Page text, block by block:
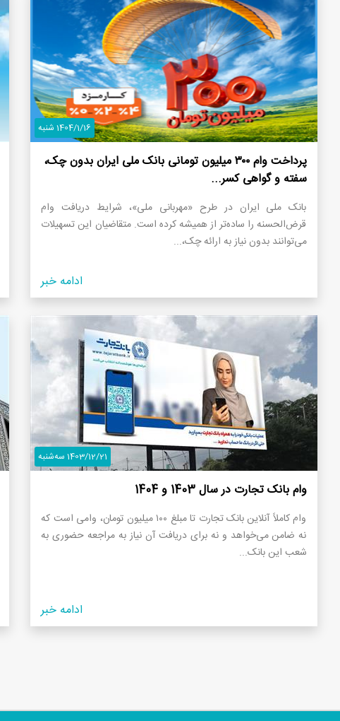
1404/1/16 شنبه
پرداخت وام ۳۰۰ میلیون تومانی بانک ملی ایران بدون چک،
سفته و گواهی کسر...
بانک ملی ایران در طرح «مهربانی ملی»، شرایط دریافت وام
قرض‌الحسنه را ساده‌تر از همیشه کرده است. متقاضیان این تسهیلات
می‌توانند بدون نیاز به ارائه چک،...
ادامه خبر
1403/12/21 سه‌شنبه
وام بانک تجارت در سال 1403 و 1404
وام کاملاً آنلاین بانک تجارت تا مبلغ ۱۰۰ میلیون تومان، وامی است که
نه ضامن می‌خواهد و نه برای دریافت آن نیاز به مراجعه حضوری به
شعب این بانک...
ادامه خبر